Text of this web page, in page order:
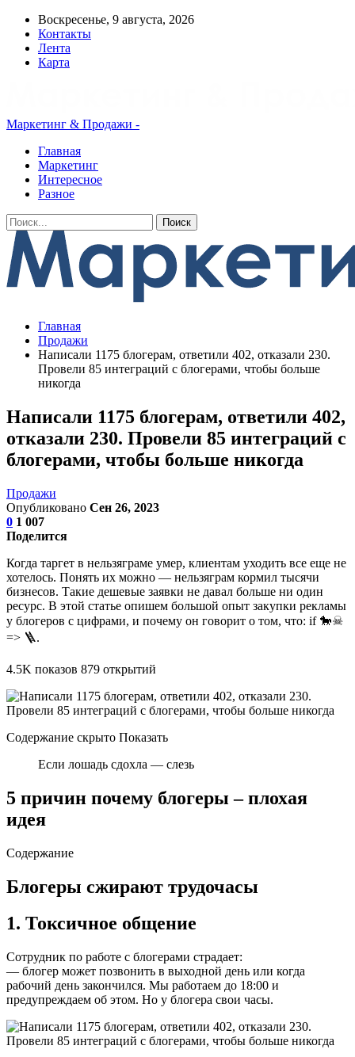
Воскресенье, 9 августа, 2026
Контакты
Лента
Карта
Маркетинг & Продажи -
Главная
Маркетинг
Интересное
Разное
Главная
Продажи
Написали 1175 блогерам, ответили 402, отказали 230.
Провели 85 интеграций с блогерами, чтобы больше
никогда
Написали 1175 блогерам, ответили 402,
отказали 230. Провели 85 интеграций с
блогерами, чтобы больше никогда
Продажи
Опубликовано Сен 26, 2023
0 1 007
Поделится
Когда таргет в нельзяграме умер, клиентам уходить все еще не
хотелось. Понять их можно — нельзяграм кормил тысячи
бизнесов. Такие дешевые заявки не давал больше ни один
ресурс. В этой статье опишем большой опыт закупки рекламы
у блогеров с цифрами, и почему он говорит о том, что: if 🐎☠
=> 🪜.
4.5K показов 879 открытий
Содержание скрыто Показать
Если лошадь сдохла — слезь
5 причин почему блогеры – плохая
идея
Содержание
Блогеры сжирают трудочасы
1. Токсичное общение
Сотрудник по работе с блогерами страдает:
— блогер может позвонить в выходной день или когда
рабочий день закончился. Мы работаем до 18:00 и
предупреждаем об этом. Но у блогера свои часы.